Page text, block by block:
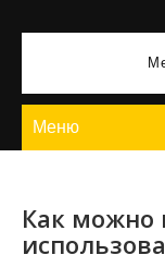
Меню
Как можно